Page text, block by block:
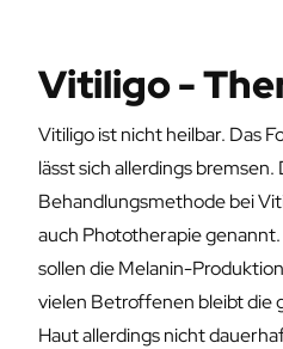
Vitiligo -
Vitiligo ist nicht heilbar. Das
lässt sich allerdings
Behandlungsmethode bei
auch Phototherapie
sollen die Melanin-
vielen Betroffenen bleibt die
Haut allerdings nicht